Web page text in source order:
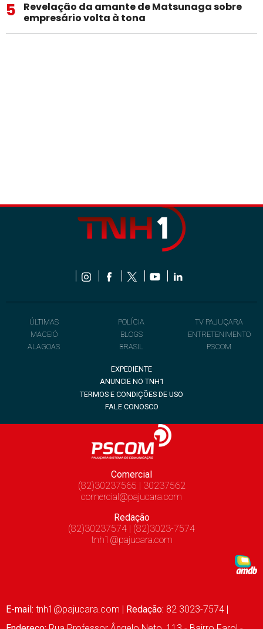
5
Revelação da amante de Matsunaga sobre
empresário volta à tona
ÚLTIMAS
MACEIÓ
ALAGOAS
POLÍCIA
BLOGS
BRASIL
TV PAJUÇARA
ENTRETENIMENTO
PSCOM
EXPEDIENTE
ANUNCIE NO TNH1
TERMOS E CONDIÇÕES DE USO
FALE CONOSCO
Comercial
(82)30237565 | 30237562
comercial@pajucara.com
Redação
(82)30237574 | (82)3023-7574
tnh1@pajucara.com
E-mail: tnh1@pajucara.com | Redação: 82 3023-7574 |